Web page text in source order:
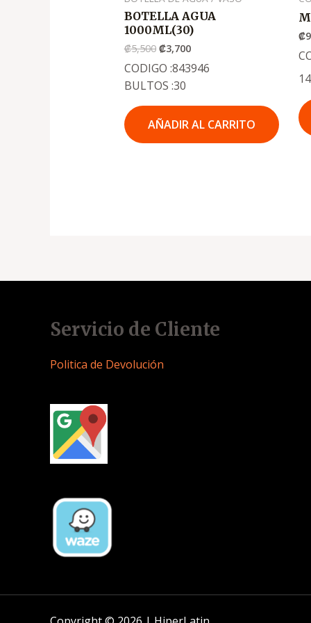
BOTELLA AGUA
1000ML(30)
₡5,500 ₡3,700
CODIGO :843946
BULTOS :30
AÑADIR AL CARRITO
₡
Servicio de Cliente
Politica de Devolución